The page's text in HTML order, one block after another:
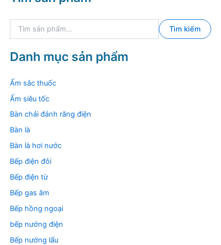
k
i
m
Tìm kiếm
Danh mục sản phẩm
Ấm sắc thuốc
Ấm siêu tốc
Bàn chải đánh răng điện
Bàn là
Bàn là hơi nước
Bếp điện đôi
Bếp điện từ
Bếp gas âm
Bếp hồng ngoại
bếp nướng điện
Bếp nướng lẩu